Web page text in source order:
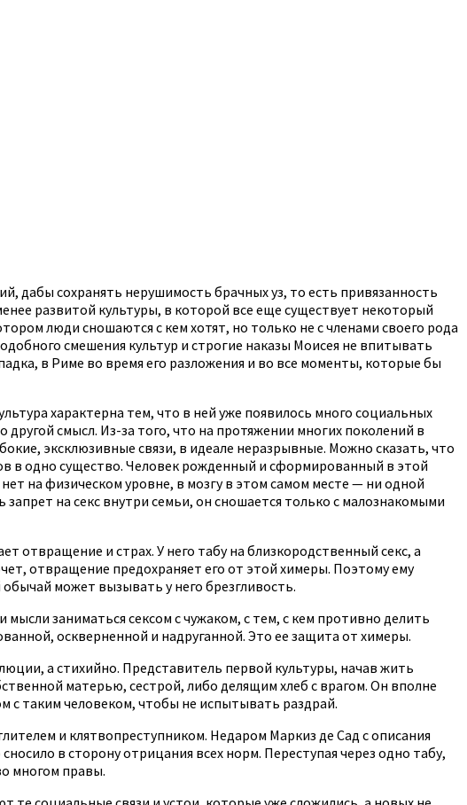
дабы сохранять нерушимость брачных уз, то есть привязанность
развитой культуры, в которой все еще существует некоторый
люди сношаются с кем хотят, но только не с членами своего рода
смешения культур и строгие наказы Моисея не впитывать
в Риме во время его разложения и во все моменты, которые бы
характерна тем, что в ней уже появилось много социальных
смысл. Из-за того, что на протяжении многих поколений в
эксклюзивные связи, в идеале неразрывные. Можно сказать, что
в одно существо. Человек рожденный и сформированный в этой
на физическом уровне, в мозгу в этом самом месте — ни одной
запрет на секс внутри семьи, он сношается только с малознакомыми
отвращение и страх. У него табу на близкородственный секс, а
отвращение предохраняет его от этой химеры. Поэтому ему
может вызывать у него брезгливость.
заниматься сексом с чужаком, с тем, с кем противно делить
оскверненной и надруганной. Это ее защита от химеры.
а стихийно. Представитель первой культуры, начав жить
матерью, сестрой, либо делящим хлеб с врагом. Он вполне
с таким человеком, чтобы не испытывать раздрай.
и клятвопреступником. Недаром Маркиз де Сад с описания
в сторону отрицания всех норм. Переступая через одно табу,
многом правы.